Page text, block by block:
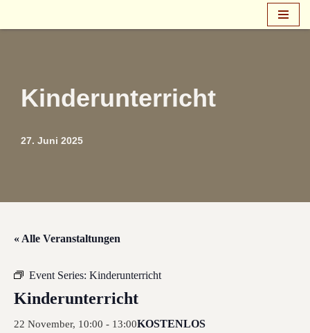
Kinderunterricht
27. Juni 2025
« Alle Veranstaltungen
Event Series: Kinderunterricht
Kinderunterricht
22 November, 10:00 - 13:00KOSTENLOS